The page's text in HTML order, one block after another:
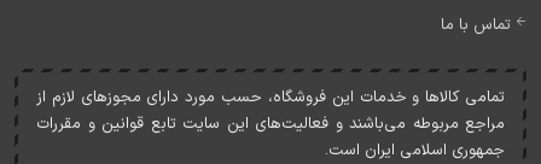
تماس با ما
تمامی کالاها و خدمات اين فروشگاه، حسب مورد دارای مجوزهای لازم از
مراجع مربوطه می‌باشند و فعاليت‌های اين سايت تابع قوانين و مقررات
جمهوری اسلامی ايران است.